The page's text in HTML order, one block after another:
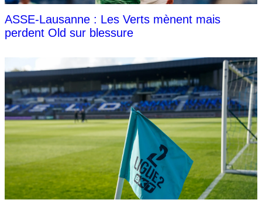
ASSE-Lausanne : Les Verts mènent mais
perdent Old sur blessure